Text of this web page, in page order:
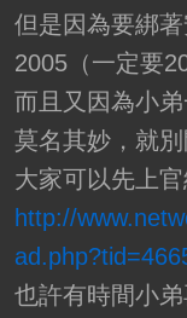
但是因為要綁
2005（一定要
而且又因為小
莫名其妙，就
大家可以先上
http://
也許有時間小